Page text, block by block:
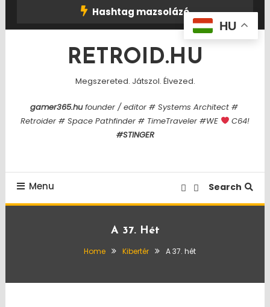
Hashtag mazsolázó
RETROID.HU
Megszereted. Játszol. Élvezed.
gamer365.hufounder / editor # Systems Architect #
Retroider # Space Pathfinder # TimeTraveler #WE
C64!
#STINGER
Menu Search
A 37. Hét
Home Kibertér A 37. hét
HU